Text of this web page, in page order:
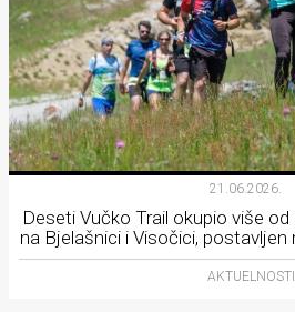
21.06.2026.
Deseti Vučko Trail okupio više
na Bjelašnici i Visočici, postavljen
AKTUELNOSTI